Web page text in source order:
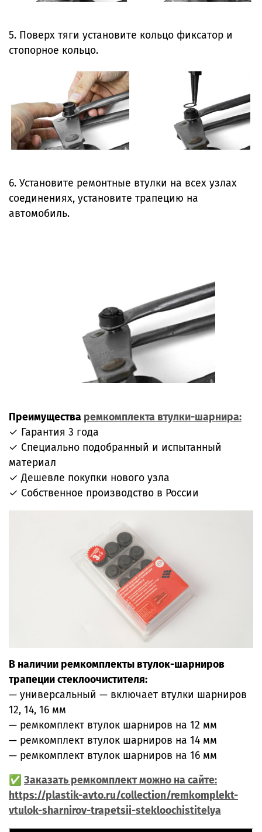
5. Поверх тяги установите кольцо фиксатор и
стопорное кольцо.
6. Установите ремонтные втулки на всех узлах
соединениях, установите трапецию на
автомобиль.
Преимущества ремкомплекта втулки-шарнира:
✓ Гарантия 3 года
✓ Специально подобранный и испытанный
материал
✓ Дешевле покупки нового узла
✓ Собственное производство в России
В наличии ремкомплекты втулок-шарниров
трапеции стеклоочистителя:
— универсальный — включает втулки шарниров
12, 14, 16 мм
— ремкомплект втулок шарниров на 12 мм
— ремкомплект втулок шарниров на 14 мм
— ремкомплект втулок шарниров на 16 мм
✅ Заказать ремкомплект можно на сайте:
https://plastik-avto.ru/collection/remkomplekt-
vtulok-sharnirov-trapetsii-stekloochistitelya